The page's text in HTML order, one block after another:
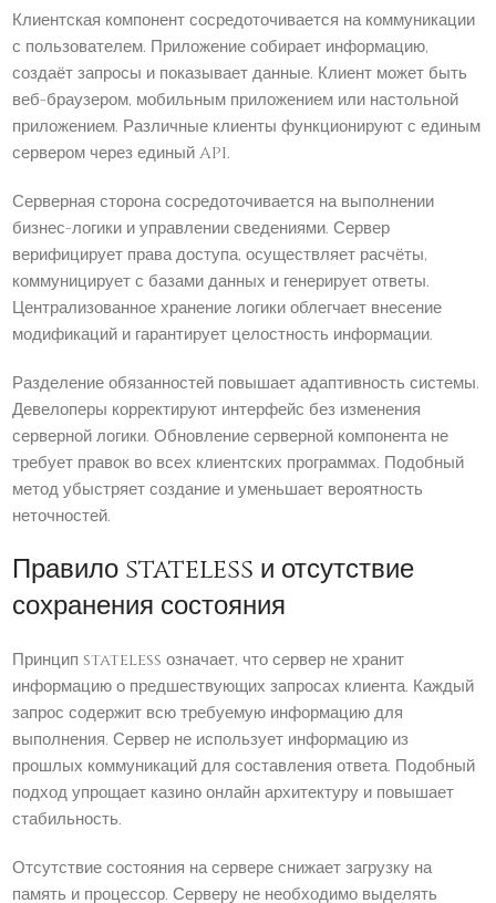
Клиентская компонент сосредоточивается на коммуникации
с пользователем. Приложение собирает информацию,
создаёт запросы и показывает данные. Клиент может быть
веб-браузером, мобильным приложением или настольной
приложением. Различные клиенты функционируют с единым
сервером через единый API.
Серверная сторона сосредоточивается на выполнении
бизнес-логики и управлении сведениями. Сервер
верифицирует права доступа, осуществляет расчёты,
коммуницирует с базами данных и генерирует ответы.
Централизованное хранение логики облегчает внесение
модификаций и гарантирует целостность информации.
Разделение обязанностей повышает адаптивность системы.
Девелоперы корректируют интерфейс без изменения
серверной логики. Обновление серверной компонента не
требует правок во всех клиентских программах. Подобный
метод убыстряет создание и уменьшает вероятность
неточностей.
Правило stateless и отсутствие
сохранения состояния
Принцип stateless означает, что сервер не хранит
информацию о предшествующих запросах клиента. Каждый
запрос содержит всю требуемую информацию для
выполнения. Сервер не использует информацию из
прошлых коммуникаций для составления ответа. Подобный
подход упрощает казино онлайн архитектуру и повышает
стабильность.
Отсутствие состояния на сервере снижает загрузку на
память и процессор. Серверу не необходимо выделять